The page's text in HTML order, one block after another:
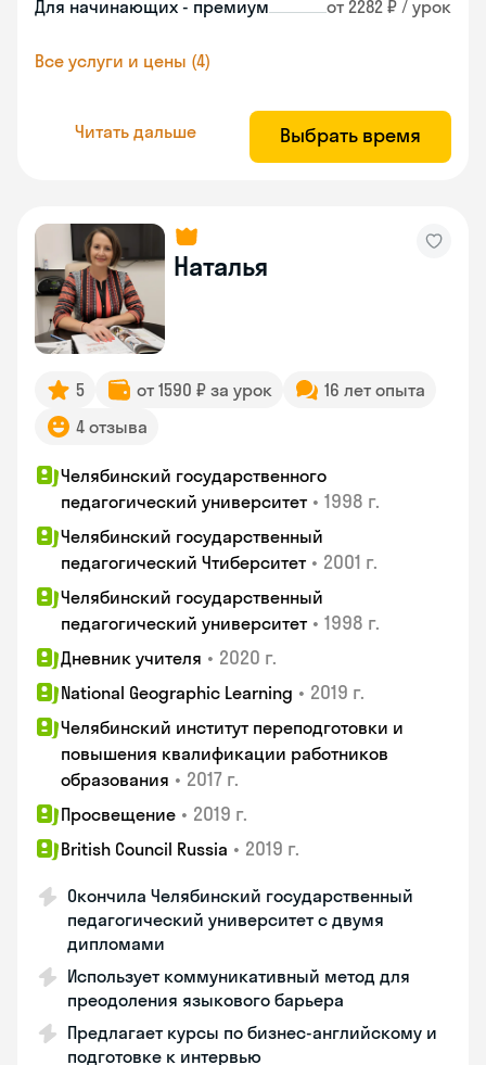
Для начинающих - премиум от 2282 ₽ / урок
Все услуги и цены (4)
Читать дальше Выбрать время
Наталья
5 от 1590 ₽ за урок
16 лет опыта
4 отзыва
Челябинский государственного
педагогический университет • 1998 г.
Челябинский государственный
педагогический Чтиберситет • 2001 г.
Челябинский государственный
педагогический университет • 1998 г.
Дневник учителя • 2020 г.
National Geographic Learning • 2019 г.
Челябинский институт переподготовки и
повышения квалификации работников
образования • 2017 г.
Просвещение • 2019 г.
British Council Russia • 2019 г.
Окончила Челябинский государственный
педагогический университет с двумя
дипломами
Использует коммуникативный метод для
преодоления языкового барьера
Предлагает курсы по бизнес-английскому и
подготовке к интервью